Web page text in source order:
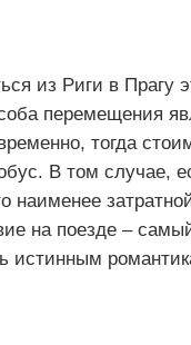
из Риги в Прагу
перемещения
тогда
В том случае,
наименее
на поезде –
истинным